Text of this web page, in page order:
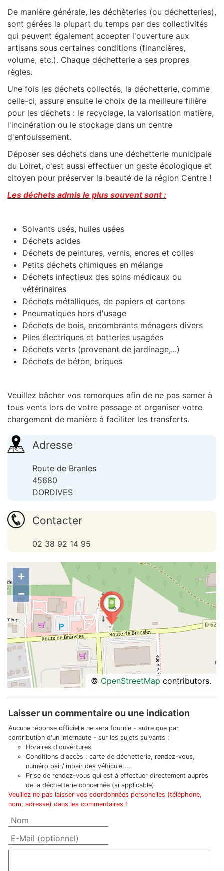
De manière générale, les déchèteries (ou déchetteries),
sont gérées la plupart du temps par des collectivités
qui peuvent également accepter l'ouverture aux
artisans sous certaines conditions (financières,
volume, etc.). Chaque déchetterie a ses propres
règles.
Une fois les déchets collectés, la déchetterie, comme
celle-ci, assure ensuite le choix de la meilleure filière
pour les déchets : le recyclage, la valorisation matière,
l'incinération ou le stockage dans un centre
d'enfouissement.
Déposer ses déchets dans une déchetterie municipale
du Loiret, c'est aussi effectuer un geste écologique et
citoyen pour préserver la beauté de la région Centre !
Les déchets admis le plus souvent sont :
Solvants usés, huiles usées
Déchets acides
Déchets de peintures, vernis, encres et colles
Petits déchets chimiques en mélange
Déchets infectieux des soins médicaux ou
vétérinaires
Déchets métalliques, de papiers et cartons
Pneumatiques hors d'usage
Déchets de bois, encombrants ménagers divers
Piles électriques et batteries usagées
Déchets verts (provenant de jardinage,...)
Déchets de béton, briques
Veuillez bâcher vos remorques afin de ne pas semer à
tous vents lors de votre passage et organiser votre
chargement de manière à faciliter les transferts.
Adresse
Route de Branles
45680
DORDIVES
Contacter
02 38 92 14 95
+
−
© OpenStreetMapcontributors.
Laisser un commentaire ou une indication
Aucune réponse officielle ne sera fournie - autre que par
contribution d'un internaute - sur les sujets suivants :
Horaires d'ouvertures
Conditions d'accès : carte de déchetterie, rendez-vous,
numéro pair/impair des véhicule,...
Prise de rendez-vous qui est à effectuer directement auprès
de la déchetterie concernée (si applicable)
Veuillez ne pas laisser vos coordonnées personelles (téléphone,
nom, adresse) dans les commentaires !